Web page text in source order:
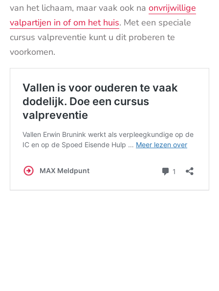
van het lichaam, maar vaak ook na onvrijwillige
valpartijen in of om het huis. Met een speciale
cursus valpreventie kunt u dit proberen te
voorkomen.